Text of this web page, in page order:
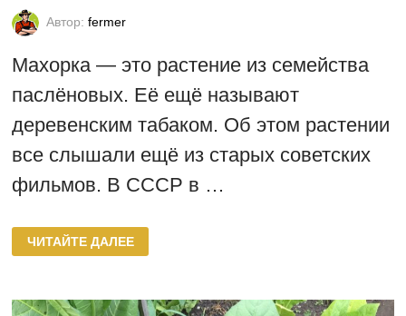
Автор: fermer
Махорка — это растение из семейства
паслёновых. Её ещё называют
деревенским табаком. Об этом растении
все слышали ещё из старых советских
фильмов. В СССР в …
СОРТА
КУРИТЕЛЬНОЙ
МАХОРКИ
ЧИТАЙТЕ ДАЛЕЕ